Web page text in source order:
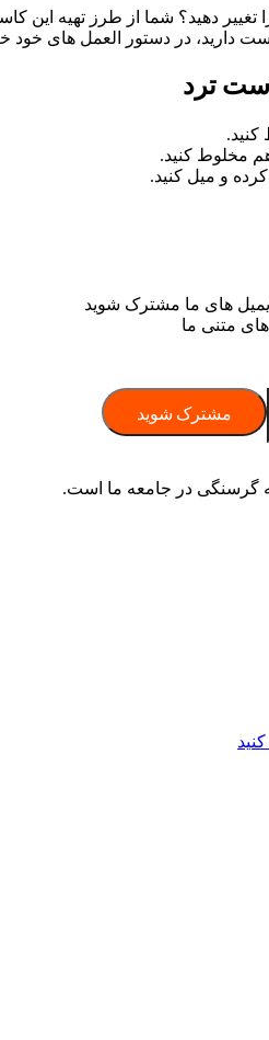
دهید؟ شما از طرز تهیه این
دارید، در دستور العمل های خود
ترد
مخلوط کنید.
و میل کنید.
های ما مشترک شوید
متنی ما